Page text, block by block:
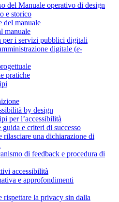
del Manuale operativo di design
e storico
del manuale
manuale
per i servizi pubblici digitali
digitale (e-
pratiche
by design
per l’accessibilità
guida e criteri di successo
rilasciare una dichiarazione di
di feedback e procedura di
accessibilità
e approfondimenti
rispettare la privacy sin dalla